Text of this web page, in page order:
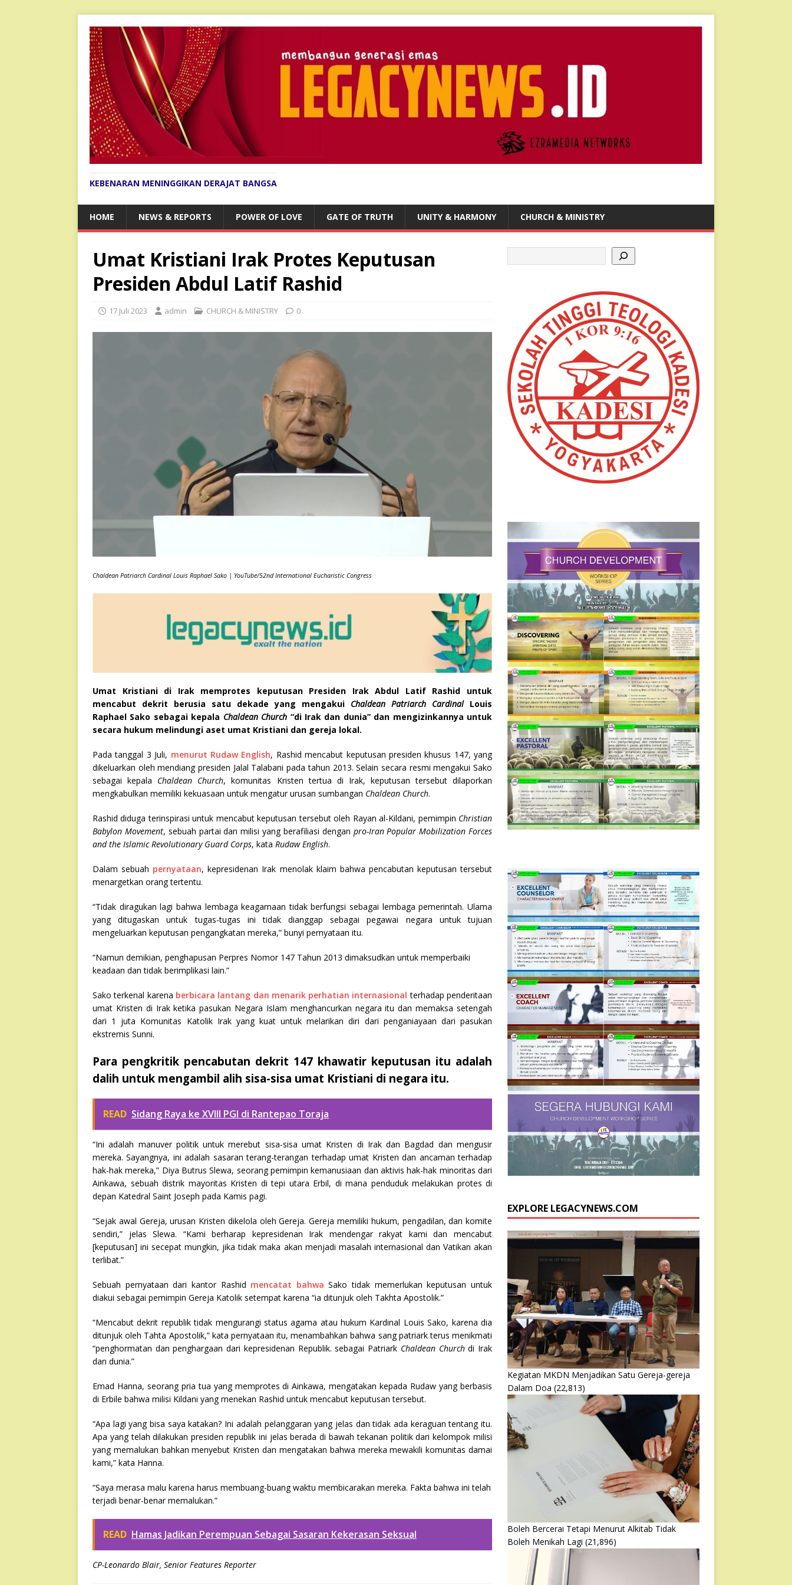
KEBENARAN MENINGGIKAN DERAJAT BANGSA
HOME NEWS & REPORTS POWER OF LOVE GATE OF TRUTH UNITY & HARMONY CHURCH & MINISTRY
Umat ​​Kristiani Irak Protes Keputusan
Presiden Abdul Latif Rashid
17 Juli 2023 admin CHURCH & MINISTRY 0
Chaldean Patriarch Cardinal Louis Raphael Sako | YouTube/52nd International Eucharistic Congress
Umat ​​Kristiani di Irak memprotes keputusan Presiden Irak Abdul Latif Rashid untuk
mencabut dekrit berusia satu dekade yang mengakui Chaldean Patriarch CardinalLouis
Raphael Sako sebagai kepala Chaldean Church “di Irak dan dunia” dan mengizinkannya untuk
secara hukum melindungi aset umat Kristiani dan gereja lokal.
Pada tanggal 3 Juli, menurut Rudaw English, Rashid mencabut keputusan presiden khusus 147, yang
dikeluarkan oleh mendiang presiden Jalal Talabani pada tahun 2013. Selain secara resmi mengakui Sako
sebagai kepala Chaldean Church, komunitas Kristen tertua di Irak, keputusan tersebut dilaporkan
mengkabulkan memiliki kekuasaan untuk mengatur urusan sumbangan Chaldean Church.
Rashid diduga terinspirasi untuk mencabut keputusan tersebut oleh Rayan al-Kildani, pemimpin Christian
Babylon Movement, sebuah partai dan milisi yang berafiliasi dengan pro-Iran Popular Mobilization Forces
and the Islamic Revolutionary Guard Corps, kata Rudaw English.
Dalam sebuah pernyataan, kepresidenan Irak menolak klaim bahwa pencabutan keputusan tersebut
menargetkan orang tertentu.
“Tidak diragukan lagi bahwa lembaga keagamaan tidak berfungsi sebagai lembaga pemerintah. Ulama
yang ditugaskan untuk tugas-tugas ini tidak dianggap sebagai pegawai negara untuk tujuan
mengeluarkan keputusan pengangkatan mereka,” bunyi pernyataan itu.
“Namun demikian, penghapusan Perpres Nomor 147 Tahun 2013 dimaksudkan untuk memperbaiki
keadaan dan tidak berimplikasi lain.”
Sako terkenal karena berbicara lantang dan menarik perhatian internasional terhadap penderitaan
umat Kristen di Irak ketika pasukan Negara Islam menghancurkan negara itu dan memaksa setengah
dari 1 juta Komunitas Katolik Irak yang kuat untuk melarikan diri dari penganiayaan dari pasukan
ekstremis Sunni.
Para pengkritik pencabutan dekrit 147 khawatir keputusan itu adalah
dalih untuk mengambil alih sisa-sisa umat Kristiani di negara itu.
READ Sidang Raya ke XVIII PGI di Rantepao Toraja
“Ini adalah manuver politik untuk merebut sisa-sisa umat Kristen di Irak dan Bagdad dan mengusir
mereka. Sayangnya, ini adalah sasaran terang-terangan terhadap umat Kristen dan ancaman terhadap
hak-hak mereka,” Diya Butrus Slewa, seorang pemimpin kemanusiaan dan aktivis hak-hak minoritas dari
Ainkawa, sebuah distrik mayoritas Kristen di tepi utara Erbil, di mana penduduk melakukan protes di
depan Katedral Saint Joseph pada Kamis pagi.
“Sejak awal Gereja, urusan Kristen dikelola oleh Gereja. Gereja memiliki hukum, pengadilan, dan komite
sendiri,” jelas Slewa. “Kami berharap kepresidenan Irak mendengar rakyat kami dan mencabut
[keputusan] ini secepat mungkin, jika tidak maka akan menjadi masalah internasional dan Vatikan akan
terlibat.”
Sebuah pernyataan dari kantor Rashid mencatat bahwa Sako tidak memerlukan keputusan untuk
diakui sebagai pemimpin Gereja Katolik setempat karena “ia ditunjuk oleh Takhta Apostolik.”
“Mencabut dekrit republik tidak mengurangi status agama atau hukum Kardinal Louis Sako, karena dia
ditunjuk oleh Tahta Apostolik,” kata pernyataan itu, menambahkan bahwa sang patriark terus menikmati
“penghormatan dan penghargaan dari kepresidenan Republik. sebagai Patriark Chaldean Churchdi Irak
dan dunia.”
Emad Hanna, seorang pria tua yang memprotes di Ainkawa, mengatakan kepada Rudaw yang berbasis
di Erbile bahwa milisi Kildani yang menekan Rashid untuk mencabut keputusan tersebut.
“Apa lagi yang bisa saya katakan? Ini adalah pelanggaran yang jelas dan tidak ada keraguan tentang itu.
Apa yang telah dilakukan presiden republik ini jelas berada di bawah tekanan politik dari kelompok milisi
yang memalukan bahkan menyebut Kristen dan mengatakan bahwa mereka mewakili komunitas damai
kami,” kata Hanna.
“Saya merasa malu karena harus membuang-buang waktu membicarakan mereka. Fakta bahwa ini telah
terjadi benar-benar memalukan.”
READ Hamas Jadikan Perempuan Sebagai Sasaran Kekerasan Seksual
CP-Leonardo Blair, Senior Features Reporter
EXPLORE LEGACYNEWS.COM
Kegiatan MKDN Menjadikan Satu Gereja-gereja
Dalam Doa (22,813)
Boleh Bercerai Tetapi Menurut Alkitab Tidak
Boleh Menikah Lagi (21,896)